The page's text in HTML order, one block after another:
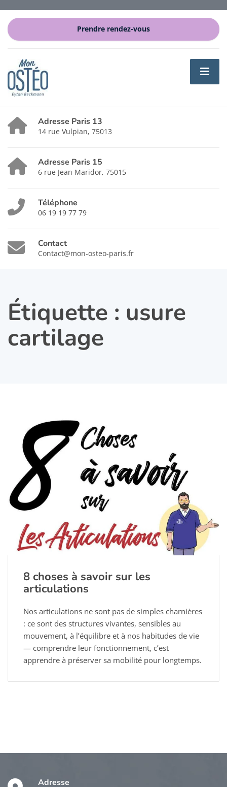
Prendre rendez-vous
Adresse Paris 13
14 rue Vulpian, 75013
Adresse Paris 15
6 rue Jean Maridor, 75015
Téléphone
06 19 19 77 79
Contact
Contact@mon-osteo-paris.fr
Étiquette : usure
cartilage
8 choses à savoir sur les
articulations
Nos articulations ne sont pas de simples charnières
: ce sont des structures vivantes, sensibles au
mouvement, à l’équilibre et à nos habitudes de vie
— comprendre leur fonctionnement, c’est
apprendre à préserver sa mobilité pour longtemps.
Adresse